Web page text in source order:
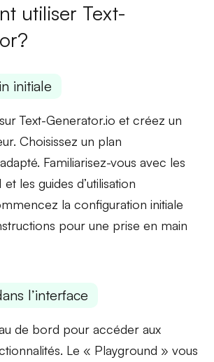
utiliser Text-
initiale
Text-Generator.io et créez un
Choisissez un plan
Familiarisez-vous avec les
et les guides d’utilisation
la configuration initiale
pour une prise en main
l’interface
de bord pour accéder aux
Le « Playground » vous